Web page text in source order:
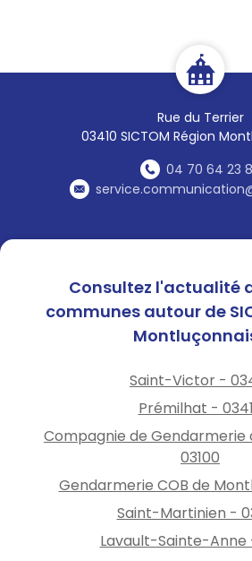
Rue du Terrier
03410 SICTOM Région
04 70 64 23
Consultez l'actualité
communes autour de
Saint-Victor -
Prémilhat -
Compagnie de Gendarmerie
03100
Gendarmerie COB de
Saint-Martinien -
Lavault-Sainte-Anne